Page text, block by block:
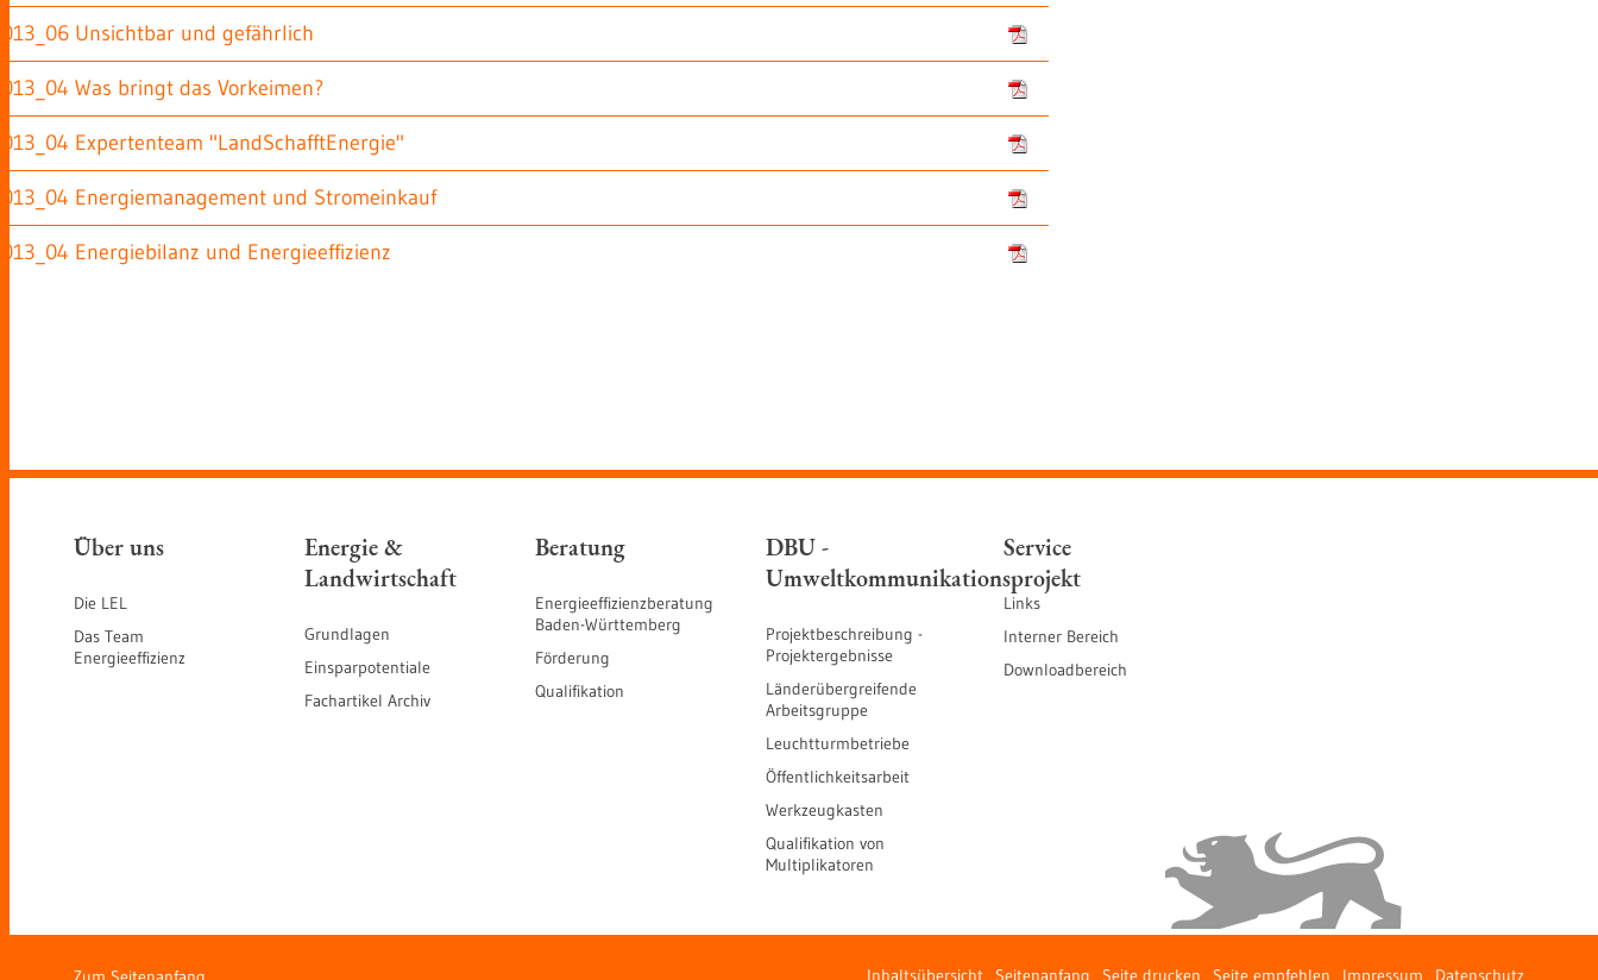
Unsichtbar und gefährlich
Was bringt das Vorkeimen?
Expertenteam "LandSchafftEnergie"
Energiemanagement und Stromeinkauf
Energiebilanz und Energieeffizienz
Über uns
Die LEL
Das Team
Energieeffizienz
Energie &
Landwirtschaft
Grundlagen
Einsparpotentiale
Fachartikel Archiv
Beratung
Energieeffizienzberatung
Baden-Württemberg
Förderung
Qualifikation
DBU -
Umweltkommunikationsprojekt
Projektbeschreibung -
Projektergebnisse
Länderübergreifende
Arbeitsgruppe
Leuchtturmbetriebe
Öffentlichkeitsarbeit
Werkzeugkasten
Qualifikation von
Multiplikatoren
Service
Links
Interner Bereich
Downloadbereich
Inhaltsübersicht Seitenanfang Seite drucken Seite empfehlen Impressum Datenschutz